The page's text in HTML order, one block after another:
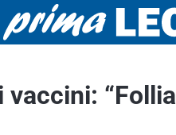
“Follia